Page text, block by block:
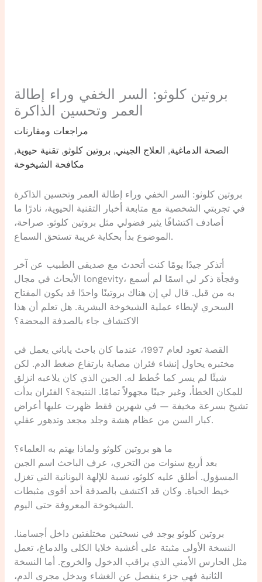
بروتين كلوثو: السر الخفي وراء إطالة
العمر وتحسين الذاكرة
مراجعات ومقارنات
الصحة الدماغية, العلاج الجيني, بروتين كلوثو,تقنية حيوية,
مكافحة الشيخوخة
بروتين كلوثو: السر الخفي وراء إطالة العمر وتحسين الذاكرة
في تجربتي الشخصية مع متابعة أخبار التقنية الحيوية، نادرًا ما
أصادف اكتشافًا يثير فضولي مثل بروتين كلوثو. صراحة،
الموضوع بدأ بحكاية غريبة تستحق السماع.
أتذكر جيدًا يومًا كنت أتحدث مع صديقي الطبيب عن آخر
الأبحاث في مجال longevity، وفجأة ذكر لي اسمًا لم أسمع
به من قبل. قال لي إن هناك بروتينًا واحدًا قد يكون المفتاح
السحري لإبطاء عملية الشيخوخة البشرية. هل تعلم أن هذا
الاكتشاف جاء بالصدفة المحضة؟
القصة تعود لعام 1997، عندما كان باحث ياباني يعمل في
مختبره يحاول إنشاء فئران مصابة بارتفاع ضغط الدم. لكن
شيئًا لم يسر كما خُطط له. الجين الذي كان يلاعبه انزلق
للمكان الخطأ، وغير جينًا مجهولاً تمامًا. النتيجة؟ الفئران بدأت
تشيخ بسرعة مخيفة — في شهرين فقط ظهرت عليها أعراض
كبار السن من عظام هشة وجلد مجعد وتدهور عقلي.
ما هو بروتين كلوثو ولماذا يهتم به العلماء؟
بعد أربع سنوات من التحري، عرف الباحث اسم الجين
المسؤول. أطلق عليه كلوثو، نسبة للإلهة اليونانية التي تغزل
خيط الحياة. وكان قد اكتشف بالصدفة أحد أقوى مثبطات
الشيخوخة المعروفة حتى اليوم.
بروتين كلوثو يوجد في نسختين مختلفتين داخل أجسامنا.
النسخة الأولى مثبتة على أغشية خلايا الكلى والدماغ، تعمل
مثل الحارس الأمني الذي يراقب الدخول والخروج. أما النسخة
الثانية فهي جزء ينفصل عن الغشاء ويدخل مجرى الدم،